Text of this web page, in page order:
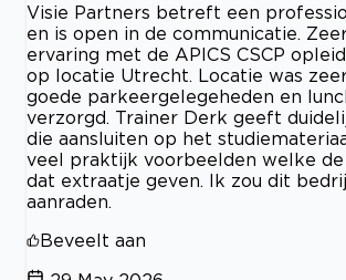
Visie Partners betreft een
en is open in de communicatie.
ervaring met de APICS CSCP
op locatie Utrecht. Locatie was
goede parkeergelegeheden en
verzorgd. Trainer Derk geeft
die aansluiten op het
veel praktijk voorbeelden welke de
dat extraatje geven. Ik zou dit
aanraden.
Beveelt aan